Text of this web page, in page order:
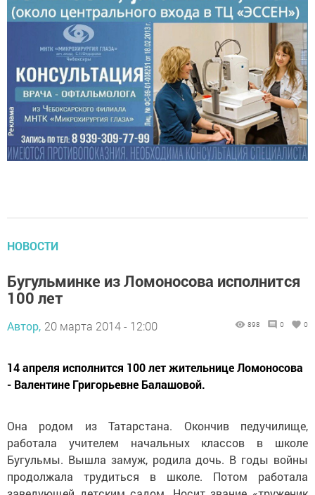
НОВОСТИ
Бугульминке из Ломоносова исполнится
100 лет
Автор, 20 марта 2014 - 12:00 898 0 0
14 апреля исполнится 100 лет жительнице Ломоносова
- Валентине Григорьевне Балашовой.
Она родом из Татарстана. Окончив педучилище,
работала учителем начальных классов в школе
Бугульмы. Вышла замуж, родила дочь. В годы войны
продолжала трудиться в школе. Потом работала